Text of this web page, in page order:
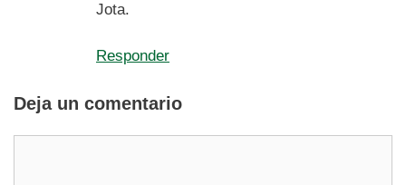
Jota.
Responder
Deja un comentario